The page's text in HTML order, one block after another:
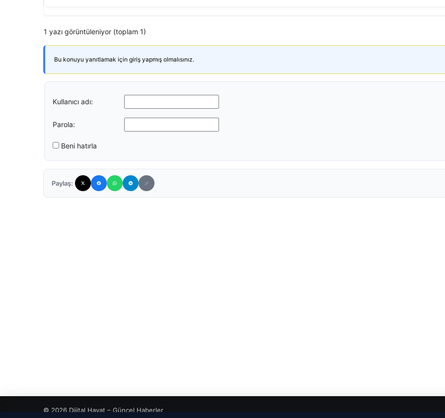
1 yazı görüntüleniyor (toplam 1)
Bu konuyu yanıtlamak için giriş yapmış olmalısınız.
Kullanıcı adı:
Parola:
Beni hatırla
Paylaş:
© 2026 Dijital Hayat – Güncel Haberler